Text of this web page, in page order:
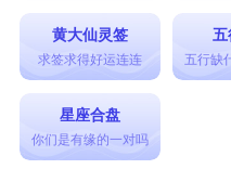
黄大仙灵签
求签求得好运连连
五
五行缺
星座合盘
你们是有缘的一对吗